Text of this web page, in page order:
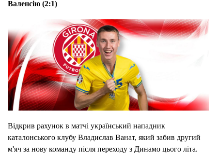
Валенсію (2:1)
Відкрив рахунок в матчі український нападник
каталонського клубу Владислав Ванат, який забив другий
м'яч за нову команду після переходу з Динамо цього літа.